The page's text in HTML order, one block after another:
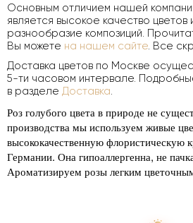
Основным отличием нашей
является высокое качество
разнообразие композиций.
Вы можете на нашем сайте. Все
Доставка цветов по Москве
5-ти часовом интервале.
в разделе Доставка.
Роз голубого цвета в природе не
производства мы используем живые
высококачественную флористическую
Германии. Она гипоаллергенна, не
Ароматизируем розы легким